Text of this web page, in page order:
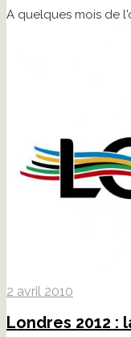
A quelques mois de
2 avril 2010
Londres 2012 :